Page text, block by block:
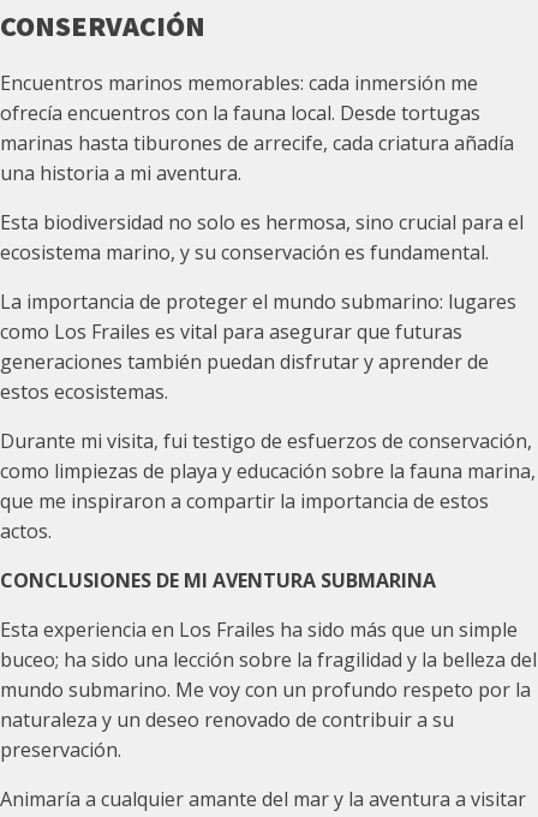
CONSERVACIÓN
Encuentros marinos memorables: cada inmersión me
ofrecía encuentros con la fauna local. Desde tortugas
marinas hasta tiburones de arrecife, cada criatura añadía
una historia a mi aventura.
Esta biodiversidad no solo es hermosa, sino crucial para el
ecosistema marino, y su conservación es fundamental.
La importancia de proteger el mundo submarino: lugares
como Los Frailes es vital para asegurar que futuras
generaciones también puedan disfrutar y aprender de
estos ecosistemas.
Durante mi visita, fui testigo de esfuerzos de conservación,
como limpiezas de playa y educación sobre la fauna marina,
que me inspiraron a compartir la importancia de estos
actos.
CONCLUSIONES DE MI AVENTURA SUBMARINA
Esta experiencia en Los Frailes ha sido más que un simple
buceo; ha sido una lección sobre la fragilidad y la belleza del
mundo submarino. Me voy con un profundo respeto por la
naturaleza y un deseo renovado de contribuir a su
preservación.
Animaría a cualquier amante del mar y la aventura a visitar